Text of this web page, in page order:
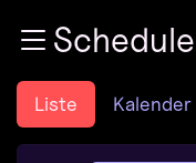
Zum InhaltSchedule
Liste Kalender